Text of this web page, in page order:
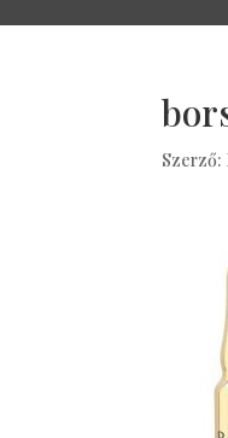
Szerző: